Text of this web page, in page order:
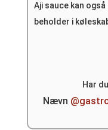
Aji sauce kan
beholder i
Har
Nævn